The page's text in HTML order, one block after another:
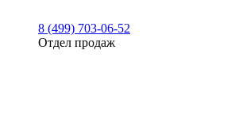
8 (499) 703-06-52
Отдел продаж